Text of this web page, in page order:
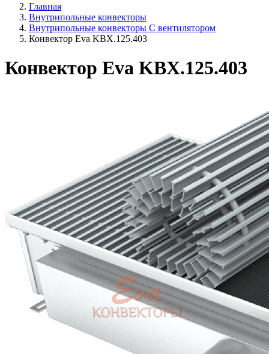
Главная
Внутрипольные конвекторы
Внутрипольные конвекторы C вентилятором
Конвектор Eva KBX.125.403
Конвектор Eva KBX.125.403